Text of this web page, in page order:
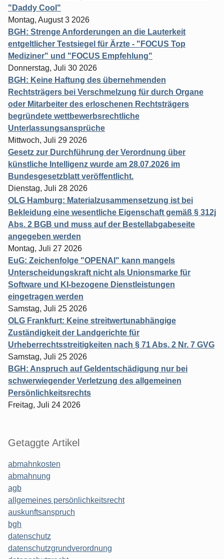
"Daddy Cool"
Montag, August 3 2026
BGH: Strenge Anforderungen an die Lauterkeit
entgeltlicher Testsiegel für Ärzte - "FOCUS Top
Mediziner" und "FOCUS Empfehlung"
Donnerstag, Juli 30 2026
BGH: Keine Haftung des übernehmenden
Rechtsträgers bei Verschmelzung für durch Organe
oder Mitarbeiter des erloschenen Rechtsträgers
begründete wettbewerbsrechtliche
Unterlassungsansprüche
Mittwoch, Juli 29 2026
Gesetz zur Durchführung der Verordnung über
künstliche Intelligenz wurde am 28.07.2026 im
Bundesgesetzblatt veröffentlicht.
Dienstag, Juli 28 2026
OLG Hamburg: Materialzusammensetzung ist bei
Bekleidung eine wesentliche Eigenschaft gemäß § 312j
Abs. 2 BGB und muss auf der Bestellabgabeseite
angegeben werden
Montag, Juli 27 2026
EuG: Zeichenfolge "OPENAI" kann mangels
Unterscheidungskraft nicht als Unionsmarke für
Software und KI-bezogene Dienstleistungen
eingetragen werden
Samstag, Juli 25 2026
OLG Frankfurt: Keine streitwertunabhängige
Zuständigkeit der Landgerichte für
Urheberrechtsstreitigkeiten nach § 71 Abs. 2 Nr. 7 GVG
Samstag, Juli 25 2026
BGH: Anspruch auf Geldentschädigung nur bei
schwerwiegender Verletzung des allgemeinen
Persönlichkeitsrechts
Freitag, Juli 24 2026
Getaggte Artikel
abmahnkosten
abmahnung
agb
allgemeines persönlichkeitsrecht
auskunftsanspruch
bgh
datenschutz
datenschutzgrundverordnung